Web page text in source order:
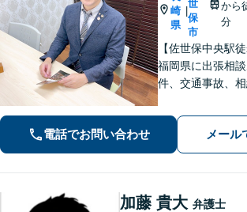
崎
県
世
保
市
から
分
【佐世保中央駅
福岡県に出張相
件、交通事故、
【まちの法律家
談ください。
電話でお問い合わせ メール
加藤 貴大 弁護士